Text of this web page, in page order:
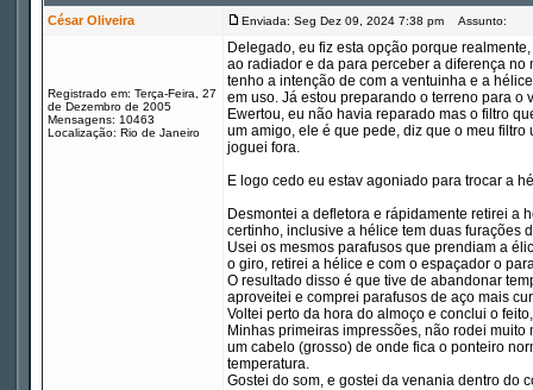
César Oliveira Enviada: Seg Dez 09, 2024 7:38 pm Assunto:
Registrado em: Terça-Feira, 27
de Dezembro de 2005
Mensagens: 10463
Localização: Rio de Janeiro
Delegado, eu fiz esta opção porque
ao radiador e da para perceber a diferença
tenho a intenção de com a ventuinha e a
em uso. Já estou preparando o terreno para o
Ewertou, eu não havia reparado mas o filtro
um amigo, ele é que pede, diz que o meu
joguei fora.
E logo cedo eu estav agoniado para trocar a
Desmontei a defletora e rápidamente retirei a
certinho, inclusive a hélice tem duas furações
Usei os mesmos parafusos que prendiam a
o giro, retirei a hélice e com o espaçador o
O resultado disso é que tive de abandonar
aproveitei e comprei parafusos de aço mais
Voltei perto da hora do almoço e conclui o
Minhas primeiras impressões, não rodei
um cabelo (grosso) de onde fica o ponteiro
temperatura.
Gostei do som, e gostei da venania dentro do